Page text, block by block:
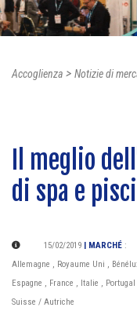
Accoglienza > Notizie di
Il meglio
di spa e
15/02/2019 | MARCHÉ :
Allemagne , Royaume Uni ,
Espagne , France , Italie , Portugal
Suisse / Autriche